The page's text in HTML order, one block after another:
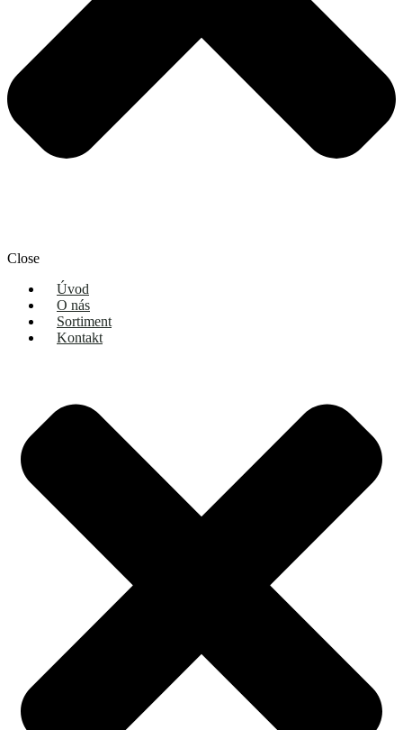
Close
Úvod
O nás
Sortiment
Kontakt